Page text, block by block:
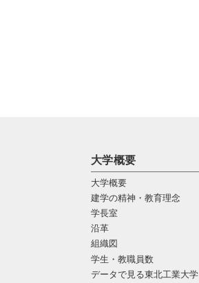
大学概要
大学概要
建学の精神・教育理念
学長室
沿革
組織図
学生・教職員数
データで見る東北工業大学